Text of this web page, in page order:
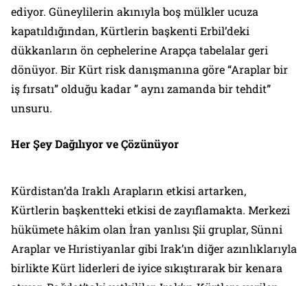
ediyor. Güneylilerin akınıyla boş mülkler ucuza
kapatıldığından, Kürtlerin başkenti Erbil’deki
dükkanların ön cephelerine Arapça tabelalar geri
dönüyor. Bir Kürt risk danışmanına göre “Araplar bir
iş fırsatı” olduğu kadar ” aynı zamanda bir tehdit”
unsuru.
Her Şey Dağılıyor ve Çözünüyor
Kürdistan’da Iraklı Arapların etkisi artarken,
Kürtlerin başkentteki etkisi de zayıflamakta. Merkezi
hükümete hâkim olan İran yanlısı Şii gruplar, Sünni
Araplar ve Hıristiyanlar gibi Irak’ın diğer azınlıklarıyla
birlikte Kürt liderleri de iyice sıkıştırarak bir kenara